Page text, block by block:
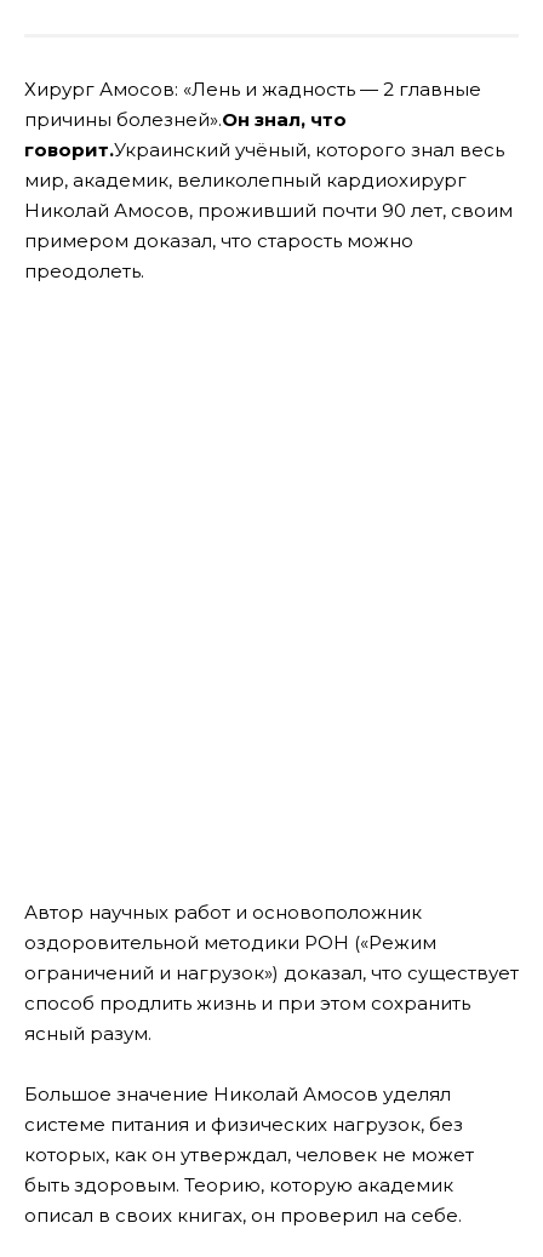
Хирург Амосов: «Лень и жадность — 2 главные
причины болезней».Он знал, что
говорит.Украинский учёный, которого знал весь
мир, академик, великолепный кардиохирург
Николай Амосов, проживший почти 90 лет, своим
примером доказал, что старость можно
преодолеть.
Автор научных работ и основоположник
оздоровительной методики РОН («Режим
ограничений и нагрузок») доказал, что существует
способ продлить жизнь и при этом сохранить
ясный разум.
Большое значение Николай Амосов уделял
системе питания и физических нагрузок, без
которых, как он утверждал, человек не может
быть здоровым. Теорию, которую академик
описал в своих книгах, он проверил на себе.